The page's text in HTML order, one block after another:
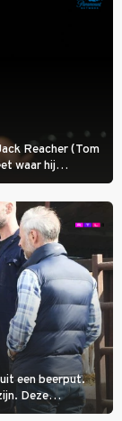
Reacher (Tom
waar hij
hem vraagt.
een beerput.
Deze
met zijn familie